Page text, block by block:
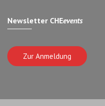
Newsletter CHEevents
Zur Anmeldung